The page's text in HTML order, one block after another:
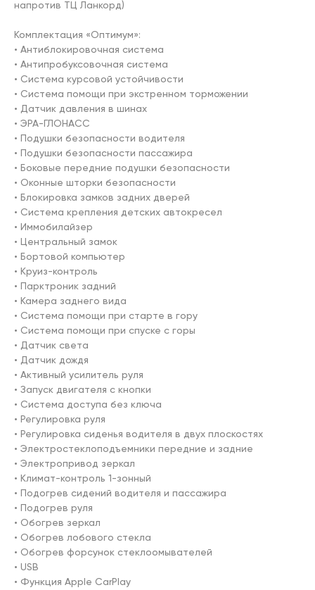
напротив ТЦ Ланкорд)
Комплектация «Оптимум»:
• Антиблокировочная система
• Антипробуксовочная система
• Система курсовой устойчивости
• Система помощи при экстренном торможении
• Датчик давления в шинах
• ЭРА-ГЛОНАСС
• Подушки безопасности водителя
• Подушки безопасности пассажира
• Боковые передние подушки безопасности
• Оконные шторки безопасности
• Блокировка замков задних дверей
• Система крепления детских автокресел
• Иммобилайзер
• Центральный замок
• Бортовой компьютер
• Круиз-контроль
• Парктроник задний
• Камера заднего вида
• Система помощи при старте в гору
• Система помощи при спуске с горы
• Датчик света
• Датчик дождя
• Активный усилитель руля
• Запуск двигателя с кнопки
• Система доступа без ключа
• Регулировка руля
• Регулировка сиденья водителя в двух плоскостях
• Электростеклоподъемники передние и задние
• Электропривод зеркал
• Климат-контроль 1-зонный
• Подогрев сидений водителя и пассажира
• Подогрев руля
• Обогрев зеркал
• Обогрев лобового стекла
• Обогрев форсунок стеклоомывателей
• USB
• Функция Apple CarPlay